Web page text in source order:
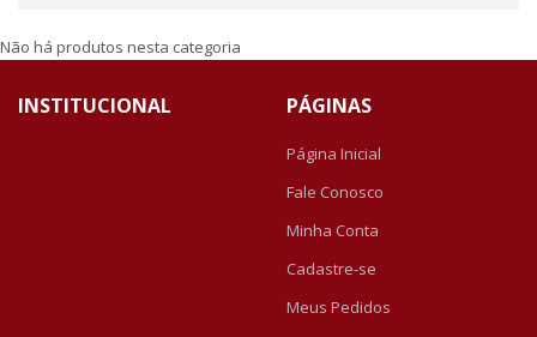
Não há produtos nesta categoria
INSTITUCIONAL PÁGINAS
Página Inicial
Fale Conosco
Minha Conta
Cadastre-se
Meus Pedidos